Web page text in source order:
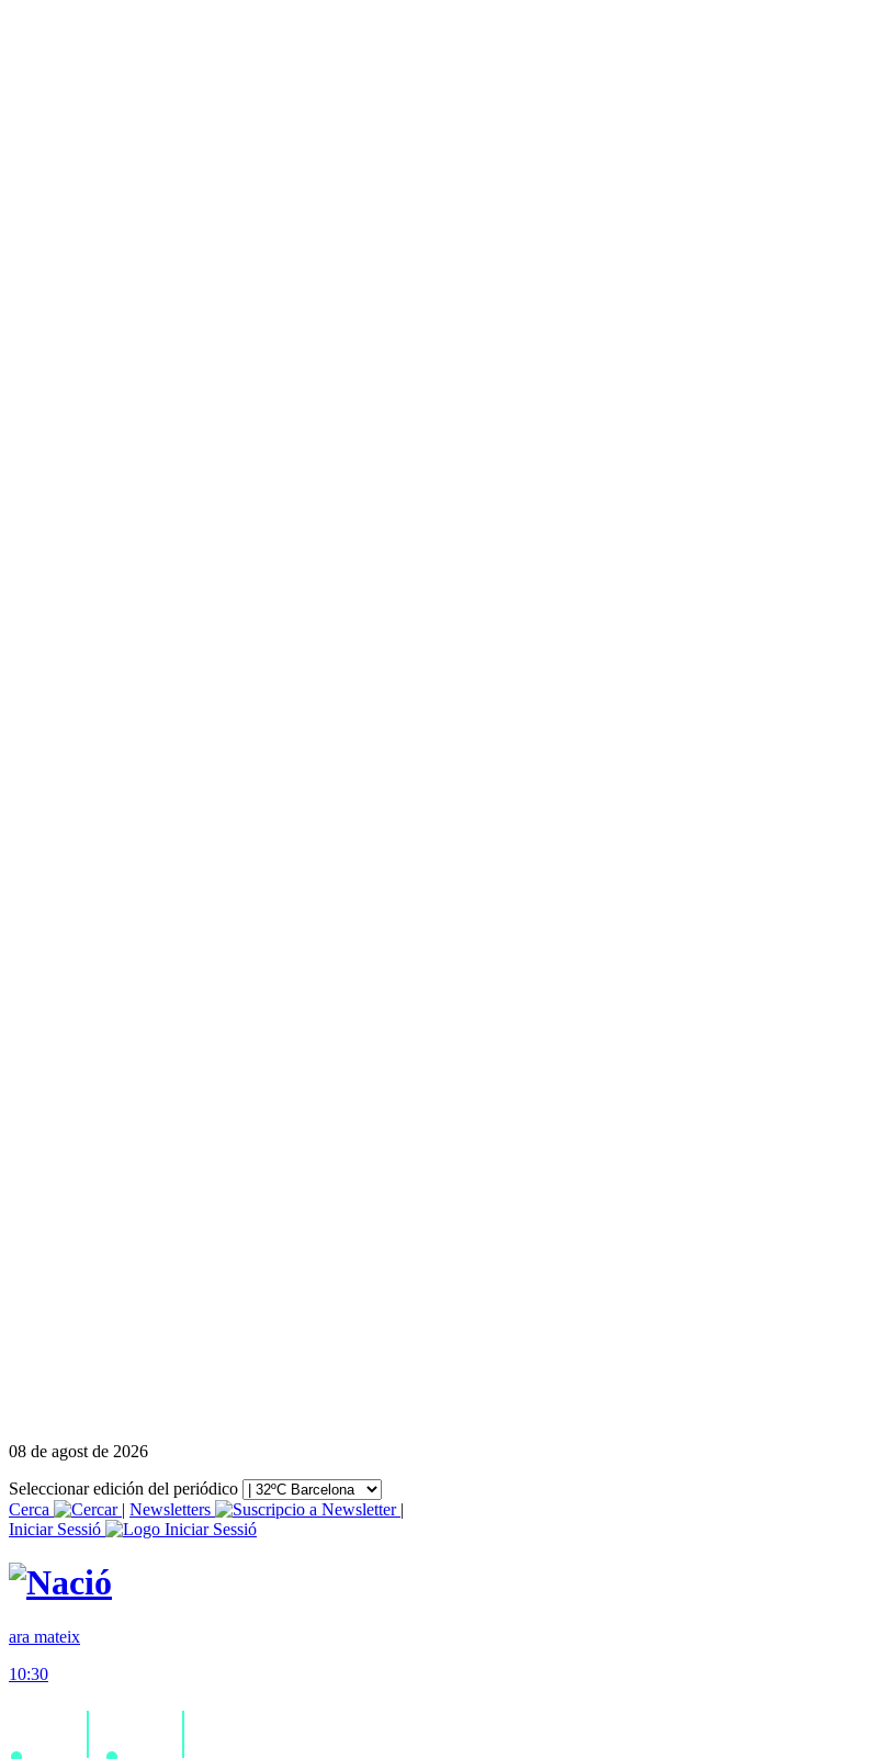
08 de agost de 2026
Seleccionar edición del periódico
Cerca
| Newsletters
|
Iniciar Sessió
ara mateix
10:30